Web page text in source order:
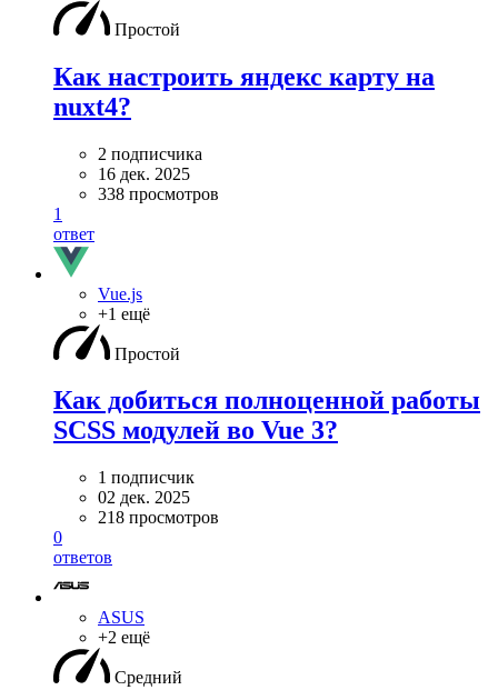
Простой
Как настроить яндекс карту на
nuxt4?
2 подписчика
16 дек. 2025
338 просмотров
1
ответ
Vue.js
+1 ещё
Простой
Как добиться полноценной работы
SCSS модулей во Vue 3?
1 подписчик
02 дек. 2025
218 просмотров
0
ответов
ASUS
+2 ещё
Средний